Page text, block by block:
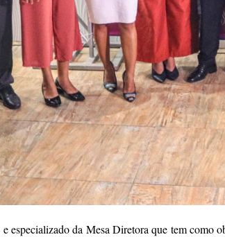
especializado da Mesa Diretora que tem